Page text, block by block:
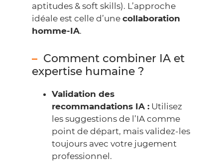
aptitudes & soft skills). L’approche
idéale est celle d’une collaboration
homme-IA.
Comment combiner IA et
expertise humaine ?
Validation des
recommandations IA : Utilisez
les suggestions de l’IA comme
point de départ, mais validez-les
toujours avec votre jugement
professionnel.